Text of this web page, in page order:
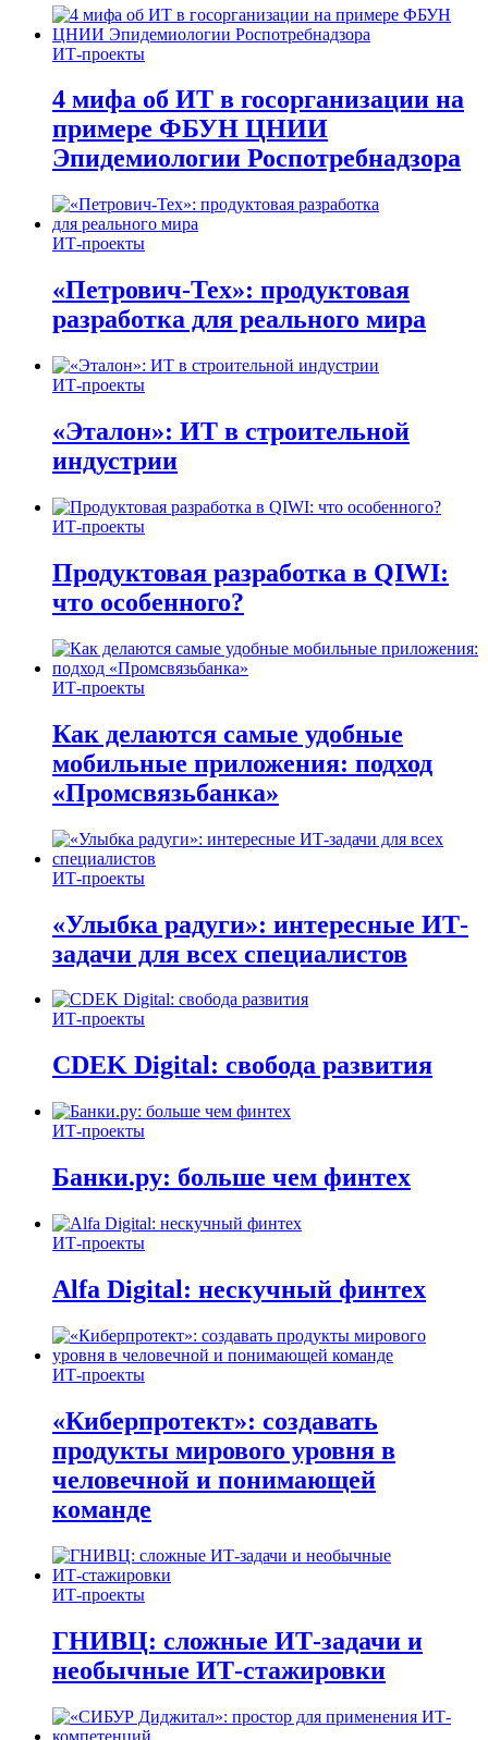
ИТ-проекты
4 мифа об ИТ в госорганизации на
примере ФБУН ЦНИИ
Эпидемиологии Роспотребнадзора
ИТ-проекты
«Петрович-Тех»: продуктовая
разработка для реального мира
ИТ-проекты
«Эталон»: ИТ в строительной
индустрии
ИТ-проекты
Продуктовая разработка в QIWI:
что особенного?
ИТ-проекты
Как делаются самые удобные
мобильные приложения: подход
«Промсвязьбанка»
ИТ-проекты
«Улыбка радуги»: интересные ИТ-
задачи для всех специалистов
ИТ-проекты
CDEK Digital: свобода развития
ИТ-проекты
Банки.ру: больше чем финтех
ИТ-проекты
Alfa Digital: нескучный финтех
ИТ-проекты
«Киберпротект»: создавать
продукты мирового уровня в
человечной и понимающей
команде
ИТ-проекты
ГНИВЦ: сложные ИТ‑задачи и
необычные ИТ‑стажировки